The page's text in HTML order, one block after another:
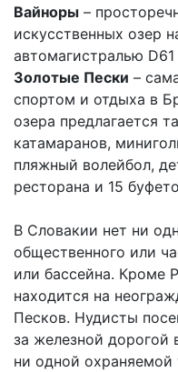
Вайноры –
искусственных озер
автомагистралью
Золотые Пески –
спортом и отдыха в
озера предлагается
катамаранов,
пляжный волейбол,
ресторана и 15
В Словакии нет ни
общественного или
или бассейна. Кроме
находится на
Песков. Нудисты
за железной дорогой
ни одной охраняемой